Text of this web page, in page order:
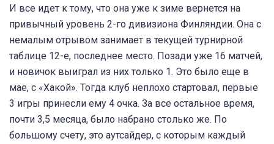
И все идет к тому, что она уже к зиме вернется на
привычный уровень 2-го дивизиона Финляндии. Она с
немалым отрывом занимает в текущей турнирной
таблице 12-е, последнее место. Позади уже 16 матчей,
и новичок выиграл из них только 1. Это было еще в
мае, с «Хакой». Тогда клуб неплохо стартовал, первые
3 игры принесли ему 4 очка. За все остальное время,
почти 3,5 месяца, было набрано столько же. По
большому счету, это аутсайдер, с которым каждый